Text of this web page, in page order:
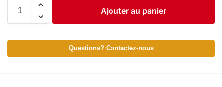
Ajouter au panier
Questions? Contactez-nous